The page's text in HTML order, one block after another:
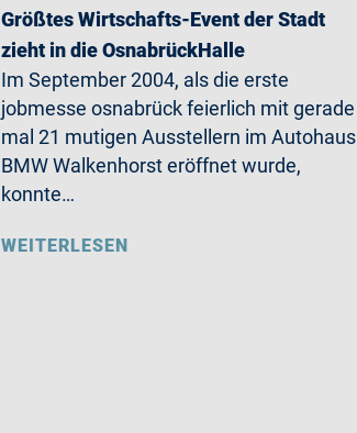
Größtes Wirtschafts-Event der Stadt
zieht in die OsnabrückHalle
Im September 2004, als die erste
jobmesse osnabrück feierlich mit gerade
mal 21 mutigen Ausstellern im Autohaus
BMW Walkenhorst eröffnet wurde,
konnte…
WEITERLESEN